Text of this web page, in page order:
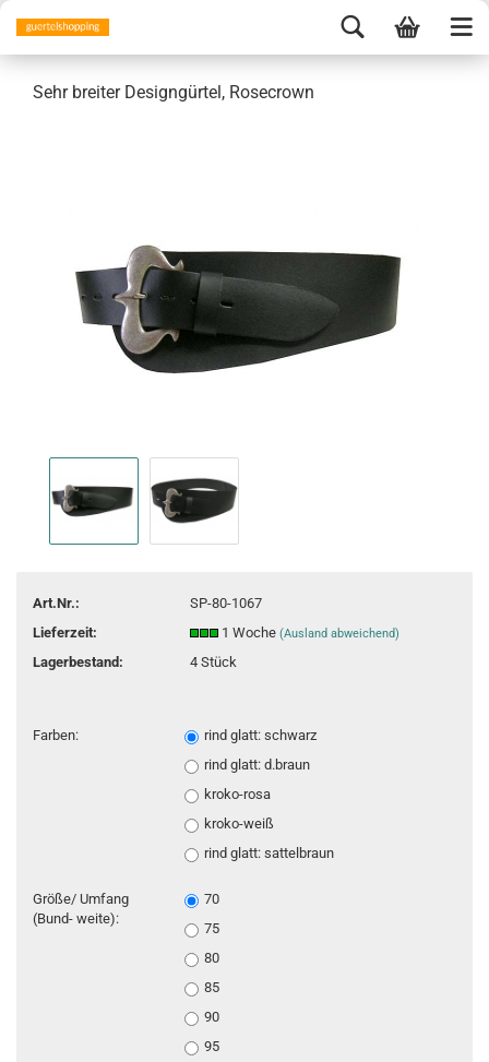
Sehr breiter Designgürtel, Rosecrown
Art.Nr.:
SP-80-1067
Lieferzeit:
1 Woche(Ausland abweichend)
Lagerbestand: 4Stück
Farben:
rind glatt: schwarz
rind glatt: d.braun
kroko-rosa
kroko-weiß
rind glatt: sattelbraun
Größe/ Umfang
(Bund- weite):
70
75
80
85
90
95